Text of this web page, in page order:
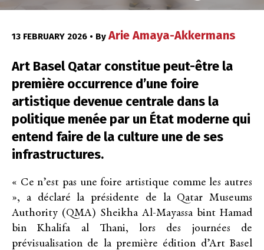
13 FEBRUARY 2026 • ByArie Amaya-Akkermans
Art Basel Qatar constitue peut-être la
première occurrence d’une foire
artistique devenue centrale dans la
politique menée par un État moderne qui
entend faire de la culture une de ses
infrastructures.
« Ce n’est pas une foire artistique comme les autres
», a déclaré la présidente de la Qatar Museums
Authority (QMA) Sheikha Al-Mayassa bint Hamad
bin Khalifa al Thani, lors des journées de
prévisualisation de la première édition d’Art Basel